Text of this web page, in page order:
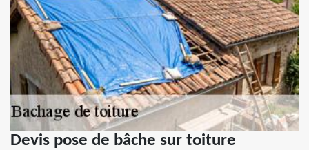
Devis pose de bâche sur toiture